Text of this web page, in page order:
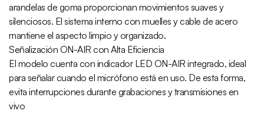
arandelas de goma proporcionan movimientos suaves y
silenciosos. El sistema interno con muelles y cable de acero
mantiene el aspecto limpio y organizado.
Señalización ON-AIR con Alta Eficiencia
El modelo cuenta con indicador LED ON-AIR integrado, ideal
para señalar cuando el micrófono está en uso. De esta forma,
evita interrupciones durante grabaciones y transmisiones en
vivo